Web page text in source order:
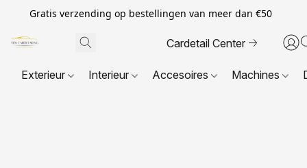
Gratis verzending op bestellingen van meer dan €50
Cardetail Center
Exterieur Interieur Accesoires Machines